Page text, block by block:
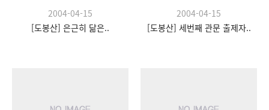
2004-04-15
[도봉산] 은근히 닮은..
2004-04-15
[도봉산] 세번째 관문 출제자..